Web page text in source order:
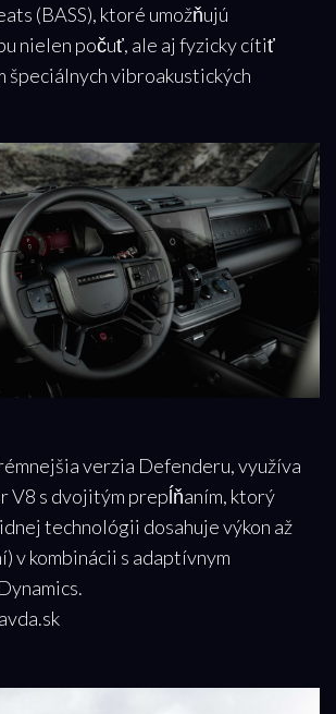
(BASS), ktoré umožňujú
nielen počuť, ale aj fyzicky cítiť
vibroakustických
verzia Defenderu, využíva
V8 s dvojitým prepĺňaním, ktorý
technológii dosahuje výkon až
v kombinácii s adaptívnym